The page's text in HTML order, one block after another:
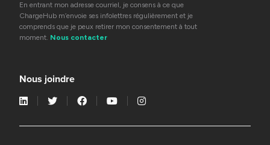
En entrant mon adresse courriel, je consens à ce que
ChargeHub m’envoie ses infolettres régulièrement et je
comprends que je peux retirer mon consentement à tout
moment. Nous contacter
Nous joindre